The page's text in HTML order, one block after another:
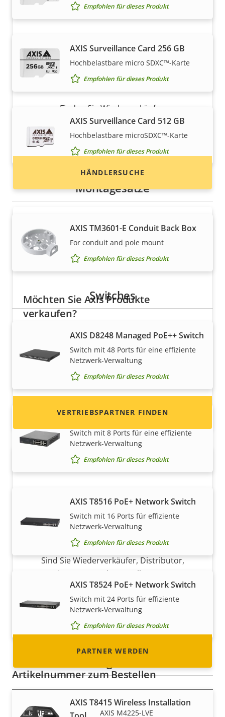
Empfohlen für dieses Produkt
AXIS Surveillance Card 256 GB
Hochbelastbare micro SDXC™-Karte
Empfohlen für dieses Produkt
AXIS Surveillance Card 512 GB
Hochbelastbare microSDXC™-Karte
Empfohlen für dieses Produkt
Montagesätze
AXIS TM3601-E Conduit Back Box
For conduit and pole mount
Empfohlen für dieses Produkt
Switches
AXIS D8248 Managed PoE++ Switch
Switch mit 48 Ports für eine effiziente
Netzwerk-Verwaltung
Empfohlen für dieses Produkt
AXIS T8508 PoE+ Network Switch
Switch mit 8 Ports für eine effiziente
Netzwerk-Verwaltung
Empfohlen für dieses Produkt
AXIS T8516 PoE+ Network Switch
Switch mit 16 Ports für effiziente
Netzwerk-Verwaltung
Empfohlen für dieses Produkt
AXIS T8524 PoE+ Network Switch
Switch mit 24 Ports für effiziente
Netzwerk-Verwaltung
Empfohlen für dieses Produkt
AXIS T8415 Wireless Installation
Möchten Sie Axis Produkte kaufen?
Finden Sie Wiederverkäufer,
Systemintegratoren und Installateure von Axis
Produkten und Systemen.
HÄNDLERSUCHE
Möchten Sie Axis Produkte
verkaufen?
Möchten Sie ein Wiederverkäufer werden? Hier
finden Sie Kontaktinformationen für
Distributoren von Axis Produkten und
Systemen.
VERTRIEBSPARTNER FINDEN
Partner werden
Sind Sie Wiederverkäufer, Distributor,
Systemintegrator oder Installateur? Unsere
Partner sind in fast allen Ländern der Welt
ansässig. Erfahren Sie, wie Sie einer von ihnen
werden können!
PARTNER WERDEN
Artikelnummer zum Bestellen
AXIS M4225-LVE